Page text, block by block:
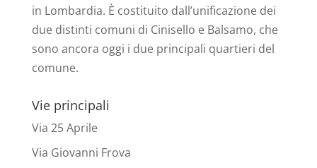
in Lombardia. È costituito dall’unificazione dei
due distinti comuni di Cinisello e Balsamo, che
sono ancora oggi i due principali quartieri del
comune.
Vie principali
Via 25 Aprile
Via Giovanni Frova